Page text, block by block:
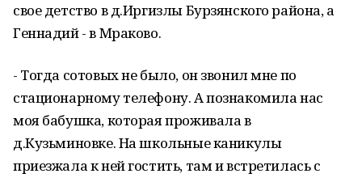
свое детство в д.Иргизлы Бурзянского района, а
Геннадий - в Мраково.
- Тогда сотовых не было, он звонил мне по
стационарному телефону. А познакомила нас
моя бабушка, которая проживала в
д.Кузьминовке. На школьные каникулы
приезжала к ней гостить, там и встретилась с